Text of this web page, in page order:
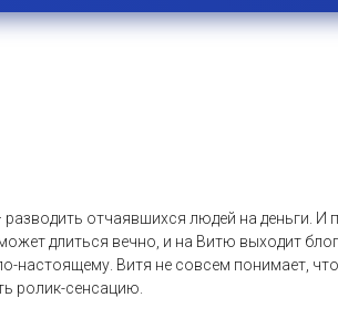
отчаявшихся людей на деньги.
длиться вечно, и на Витю выходит
настоящему. Витя не совсем понимает,
ролик-сенсацию.